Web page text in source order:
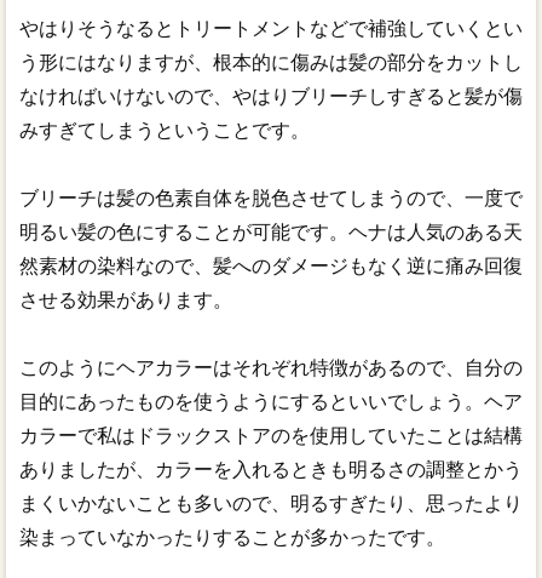
やはりそうなるとトリートメントなどで補強していくとい
う形にはなりますが、根本的に傷みは髪の部分をカットし
なければいけないので、やはりブリーチしすぎると髪が傷
みすぎてしまうということです。
ブリーチは髪の色素自体を脱色させてしまうので、一度で
明るい髪の色にすることが可能です。ヘナは人気のある天
然素材の染料なので、髪へのダメージもなく逆に痛み回復
させる効果があります。
このようにヘアカラーはそれぞれ特徴があるので、自分の
目的にあったものを使うようにするといいでしょう。ヘア
カラーで私はドラックストアのを使用していたことは結構
ありましたが、カラーを入れるときも明るさの調整とかう
まくいかないことも多いので、明るすぎたり、思ったより
染まっていなかったりすることが多かったです。